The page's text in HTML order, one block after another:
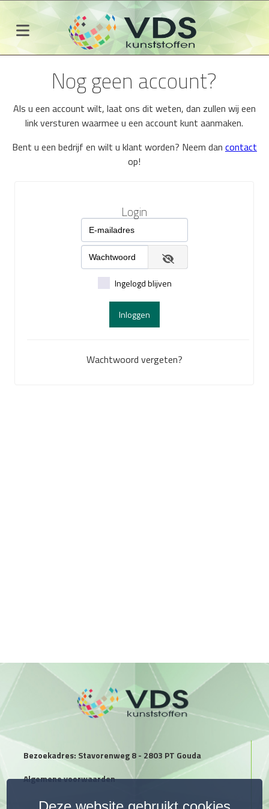
Nog geen account?
Als u een account wilt, laat ons dit weten, dan zullen wij een
link versturen waarmee u een account kunt aanmaken.
Bent u een bedrijf en wilt u klant worden? Neem dan contact
op!
Login
Ingelogd blijven
Inloggen
Wachtwoord vergeten?
Bezoekadres: Stavorenweg 8 - 2803 PT Gouda
Algemene voorwaarden